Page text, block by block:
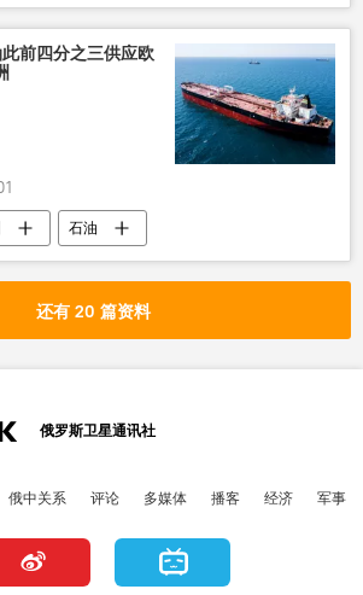
前四分之三供应欧
石油
还有 20 篇资料
俄罗斯卫星通讯社
俄中关系 评论 多媒体 播客 经济 军事